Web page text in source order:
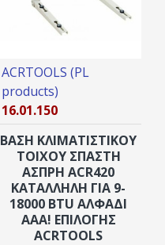
ACRTOOLS (PL
products)
16.01.150
ΒΑΣΗ ΚΛΙΜΑΤΙΣΤΙΚΟΥ
ΤΟΙΧΟΥ ΣΠΑΣΤΗ
ΑΣΠΡΗ ACR420
ΚΑΤΑΛΛΗΛΗ ΓΙΑ 9-
18000 BTU ΑΛΦΆΔΙ
AAA! ΕΠΙΛΟΓΗΣ
ACRTOOLS